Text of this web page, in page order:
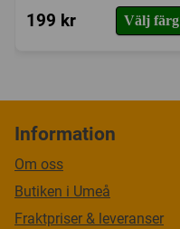
199 kr Välj färg
Information
Om oss
Butiken i Umeå
Fraktpriser & leveranser